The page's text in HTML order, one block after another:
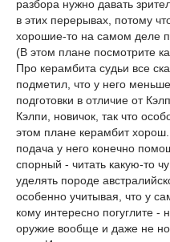
разбора нужно давать
в этих перерывах, потому
хорошие-то на самом деле
(В этом плане посмотрите
Про керамбита судьи все
подметил, что у него
подготовки в отличие от
Кэлпи, новичок, так что
этом плане керамбит
подача у него конечно
спорный - читать какую-то
уделять породе
особенно учитывая, что у
кому интересно погуглите -
оружие вообще и даже не